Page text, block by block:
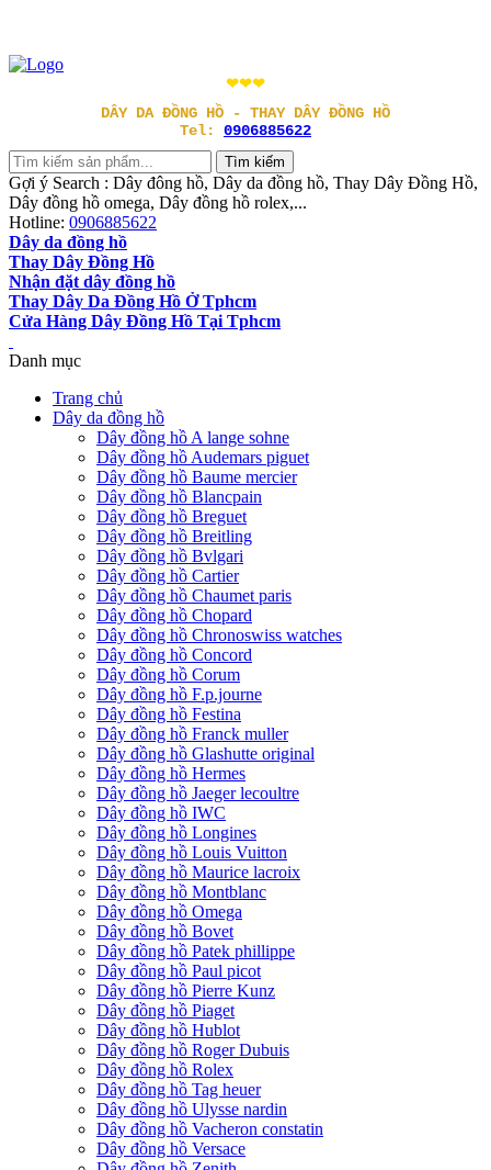
❤❤❤
DÂY DA ĐỒNG HỒ - THAY DÂY ĐỒNG HỒ
Tel: 0906885622
Gợi ý Search : Dây đông hồ, Dây da đồng hồ, Thay Dây Đồng Hồ,
Dây đồng hồ omega, Dây đồng hồ rolex,...
Hotline: 0906885622
Dây da đồng hồ
Thay Dây Đồng Hồ
Nhận đặt dây đồng hồ
Thay Dây Da Đồng Hồ Ở Tphcm
Cửa Hàng Dây Đồng Hồ Tại Tphcm
Danh mục
Trang chủ
Dây da đồng hồ
Dây đồng hồ A lange sohne
Dây đồng hồ Audemars piguet
Dây đồng hồ Baume mercier
Dây đồng hồ Blancpain
Dây đồng hồ Breguet
Dây đồng hồ Breitling
Dây đồng hồ Bvlgari
Dây đồng hồ Cartier
Dây đồng hồ Chaumet paris
Dây đồng hồ Chopard
Dây đồng hồ Chronoswiss watches
Dây đồng hồ Concord
Dây đồng hồ Corum
Dây đồng hồ F.p.journe
Dây đồng hồ Festina
Dây đồng hồ Franck muller
Dây đồng hồ Glashutte original
Dây đồng hồ Hermes
Dây đồng hồ Jaeger lecoultre
Dây đồng hồ IWC
Dây đồng hồ Longines
Dây đồng hồ Louis Vuitton
Dây đồng hồ Maurice lacroix
Dây đồng hồ Montblanc
Dây đồng hồ Omega
Dây đồng hồ Bovet
Dây đồng hồ Patek phillippe
Dây đồng hồ Paul picot
Dây đồng hồ Pierre Kunz
Dây đồng hồ Piaget
Dây đồng hồ Hublot
Dây đồng hồ Roger Dubuis
Dây đồng hồ Rolex
Dây đồng hồ Tag heuer
Dây đồng hồ Ulysse nardin
Dây đồng hồ Vacheron constatin
Dây đồng hồ Versace